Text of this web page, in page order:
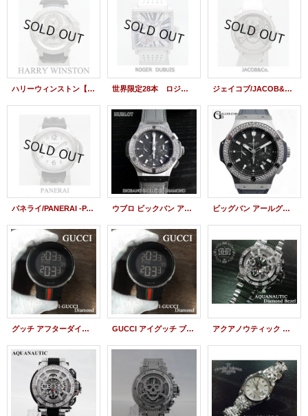
ハリーウィンストン【HARRY WINSTON】 400/MCRA44W オーシャン3レトログラードクロノグラフ アフターダイヤ 世界限定28本 ロジェデュブイ【ROGER DUBUIS】 G40 03 0-SBD GN1G.7A ゴールデンスクエア トゥールビヨン バケットダイヤ ジェイコブ/JACOB&Co. 5タイムゾーン スカルダイヤ 40mm
パネライ/PANERAI -PAM00114 ルミノールベース 手巻 44ｍｍ L番 アフターダイヤ ウブロ ビックバン アールグレイ パヴェダイヤ ビッグバン アールグレイ 301.ST.5020.GR ウブロアフターダイヤ
グッチ アフターダイヤ アイグッチ XL ケース パヴェダイヤ GUCCI時計 GUCCI アイグッチ ブラックPVD ダイヤモンド アクアノウティック ダイヤカスタム 旧式ベゼル アフターダイヤ マスク